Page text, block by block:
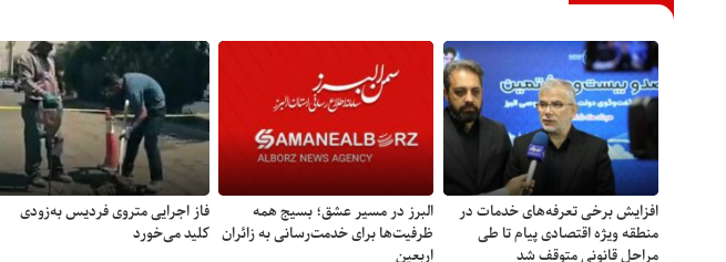
افزایش برخی تعرفه‌های خدمات در
منطقه ویژه اقتصادی پیام تا طی
مراحل قانونی متوقف شد
البرز در مسیر عشق؛ بسیج همه
ظرفیت‌ها برای خدمت‌رسانی به زائران
اربعین
فاز اجرایی متروی فردیس به‌زودی
کلید می‌خورد